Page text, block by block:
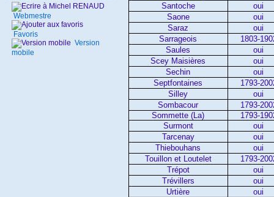
Webmestre
Favoris
Version
mobile
Santoche
oui
Saone
oui
Saraz
oui
Sarrageois
1803-
Saules
oui
Scey Maisières
oui
Sechin
oui
Septfontaines
1793-
Silley
oui
Sombacour
1793-
Sommette (La)
1793-
Surmont
oui
Tarcenay
oui
Thiebouhans
oui
Touillon et Loutelet
1793-
Trépot
oui
Trévillers
oui
Urtière
oui